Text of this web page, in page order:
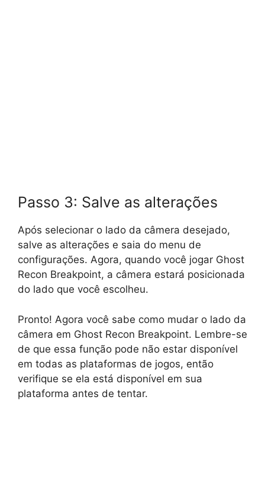
Passo 3: Salve as alterações
Após selecionar o lado da câmera desejado,
salve as alterações e saia do menu de
configurações. Agora, quando você jogar Ghost
Recon Breakpoint, a câmera estará posicionada
do lado que você escolheu.
Pronto! Agora você sabe como mudar o lado da
câmera em Ghost Recon Breakpoint. Lembre-se
de que essa função pode não estar disponível
em todas as plataformas de jogos, então
verifique se ela está disponível em sua
plataforma antes de tentar.